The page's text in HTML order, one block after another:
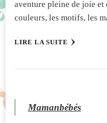
aventure pleine de joie et
couleurs, les motifs, les
LIRE LA SUITE
Mamanbébés